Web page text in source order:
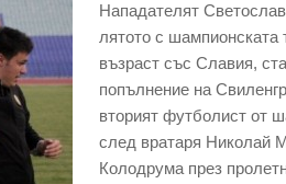
Нападателят
лятото с
възраст със Славия,
попълнение на
вторият футболист от
след вратаря Николай
Колодрума през